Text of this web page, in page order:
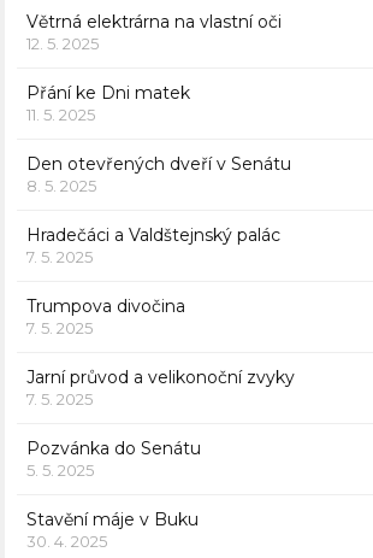
Větrná elektrárna na vlastní oči
12. 5. 2025
Přání ke Dni matek
11. 5. 2025
Den otevřených dveří v Senátu
8. 5. 2025
Hradečáci a Valdštejnský palác
7. 5. 2025
Trumpova divočina
7. 5. 2025
Jarní průvod a velikonoční zvyky
7. 5. 2025
Pozvánka do Senátu
5. 5. 2025
Stavění máje v Buku
30. 4. 2025